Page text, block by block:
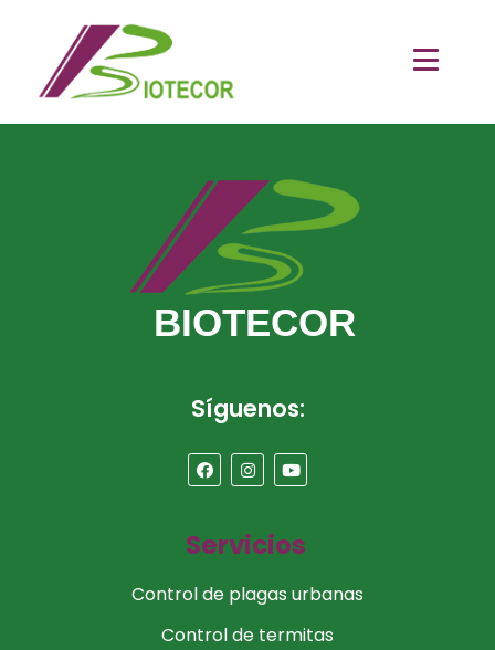
[woocommerce_my_account]
BIOTECOR
Síguenos:
Servicios
Control de plagas urbanas
Control de termitas